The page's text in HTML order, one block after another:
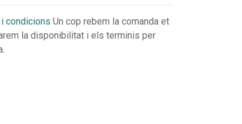
condicions Un cop rebem la comanda et
la disponibilitat i els terminis per